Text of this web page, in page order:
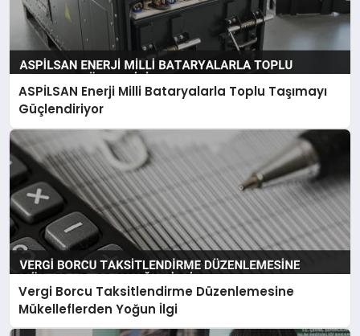
ASPİLSAN Enerji Milli Bataryalarla Toplu Taşımayı
Güçlendiriyor
Vergi Borcu Taksitlendirme Düzenlemesine
Mükelleflerden Yoğun İlgi